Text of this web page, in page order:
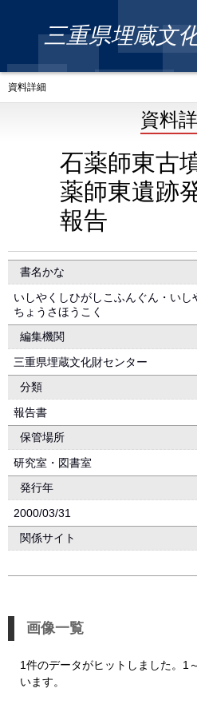
三重県埋蔵文
資料詳細
資料
石薬師東古
薬師東遺跡
報告
書名かな
いしやくしひがしこふんぐん・い
ちょうさほうこく
編集機関
三重県埋蔵文化財センター
分類
報告書
保管場所
研究室・図書室
発行年
2000/03/31
関係サイト
画像一覧
1件のデータがヒットしました。1
います。